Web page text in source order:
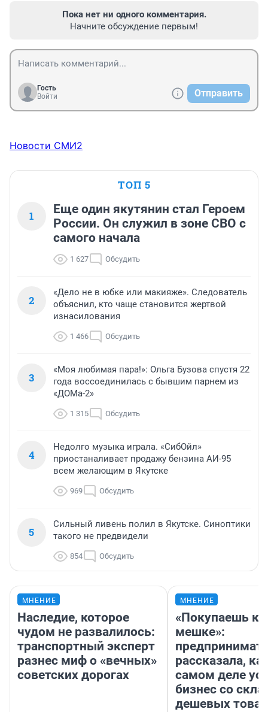
Пока нет ни одного комментария.
Начните обсуждение первым!
Гость
Войти
Отправить
Новости СМИ2
ТОП 5
1
Еще один якутянин стал Героем
России. Он служил в зоне СВО с
самого начала
1 627 Обсудить
2
«Дело не в юбке или макияже». Следователь
объяснил, кто чаще становится жертвой
изнасилования
1 466 Обсудить
3
«Моя любимая пара!»: Ольга Бузова спустя 22
года воссоединилась с бывшим парнем из
«ДОМа-2»
1 315 Обсудить
4
Недолго музыка играла. «СибОйл»
приостаналивает продажу бензина АИ-95
всем желающим в Якутске
969 Обсудить
5
Сильный ливень полил в Якутске. Синоптики
такого не предвидели
854 Обсудить
МНЕНИЕ
Наследие, которое
чудом не развалилось:
транспортный эксперт
разнес миф о «вечных»
советских дорогах
МНЕНИЕ
«Покупаешь
мешке»:
рассказала,
самом деле
бизнес со
дешевых